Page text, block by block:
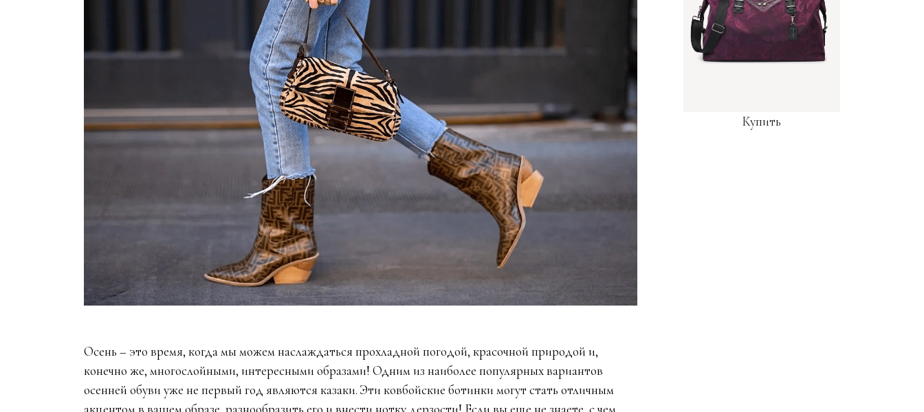
Осень – это время, когда мы можем наслаждаться прохладной погодой, красочной природой и,
конечно же, многослойными, интересными образами! Одним из наиболее популярных вариантов
осенней обуви уже не первый год являются казаки. Эти ковбойские ботинки могут стать отличным
акцентом в вашем образе, разнообразить его и внести нотку дерзости! Если вы еще не знаете, с чем
Купить